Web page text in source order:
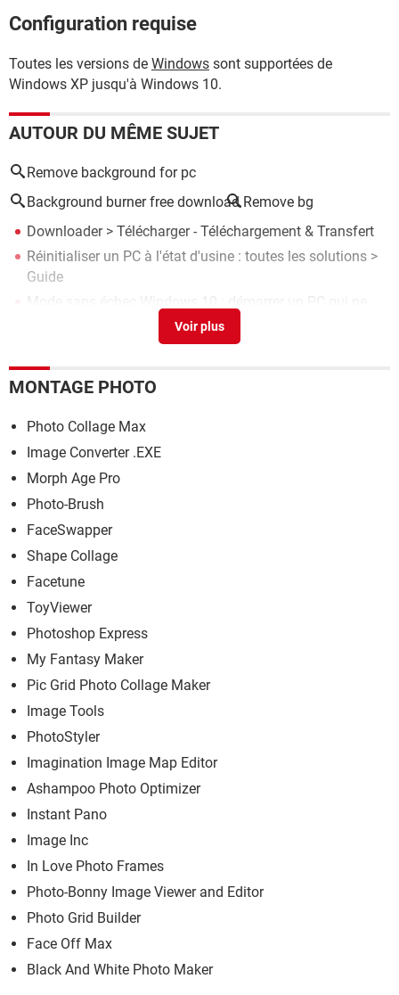
Configuration requise
Toutes les versions de Windows sont supportées de
Windows XP jusqu'à Windows 10.
AUTOUR DU MÊME SUJET
Remove background for pc
Background burner free download Remove bg
Downloader> Télécharger - Téléchargement & Transfert
Réinitialiser un PC à l'état d'usine : toutes les solutions >
Guide
Mode sans échec Windows 10 : démarrer un PC qui ne
Température du PC : la voir avec un logiciel
Double écran : comment le paramétrer sur un PC
MONTAGE PHOTO
Photo Collage Max
Image Converter .EXE
Morph Age Pro
Photo-Brush
FaceSwapper
Shape Collage
Facetune
ToyViewer
Photoshop Express
My Fantasy Maker
Pic Grid Photo Collage Maker
Image Tools
PhotoStyler
Imagination Image Map Editor
Ashampoo Photo Optimizer
Instant Pano
Image Inc
In Love Photo Frames
Photo-Bonny Image Viewer and Editor
Photo Grid Builder
Face Off Max
Black And White Photo Maker